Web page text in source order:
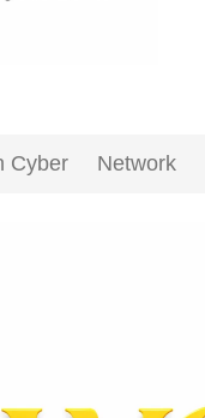
Cyber Network